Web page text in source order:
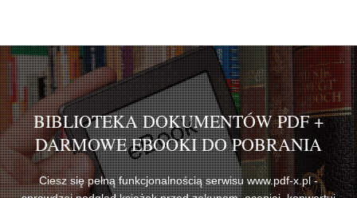
BIBLIOTEKA DOKUMENTÓW PDF +
DARMOWE EBOOKI DO POBRANIA
Ciesz się pełną funkcjonalnością serwisu www.pdf-x.pl -